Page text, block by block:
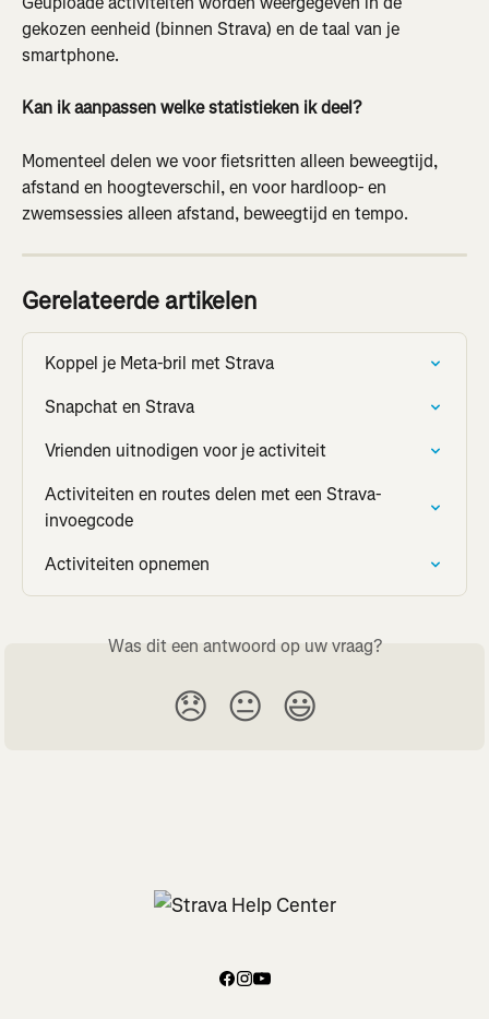
gekozen eenheid (binnen Strava) en de taal van je
smartphone.
Kan ik aanpassen welke statistieken ik deel?
Momenteel delen we voor fietsritten alleen beweegtijd,
afstand en hoogteverschil, en voor hardloop- en
zwemsessies alleen afstand, beweegtijd en tempo.
Gerelateerde artikelen
Koppel je Meta-bril met Strava
Snapchat en Strava
Vrienden uitnodigen voor je activiteit
Activiteiten en routes delen met een Strava-
invoegcode
Activiteiten opnemen
Was dit een antwoord op uw vraag?
😞 😐 😃